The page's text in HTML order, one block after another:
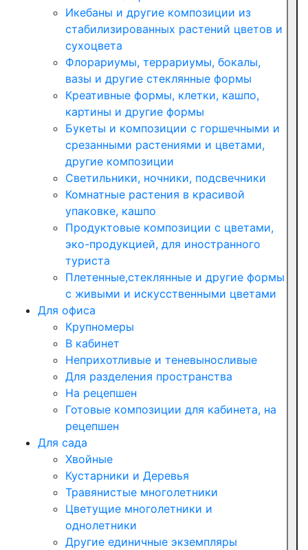
Икебаны и другие композиции из
стабилизированных растений цветов и
сухоцвета
Флорариумы, террариумы, бокалы,
вазы и другие стеклянные формы
Креативные формы, клетки, кашпо,
картины и другие формы
Букеты и композиции с горшечными и
срезанными растениями и цветами,
другие композиции
Светильники, ночники, подсвечники
Комнатные растения в красивой
упаковке, кашпо
Продуктовые композиции с цветами,
эко-продукцией, для иностранного
туриста
Плетенные,стеклянные и другие формы
с живыми и искусственными цветами
Для офиса
Крупномеры
В кабинет
Неприхотливые и теневыносливые
Для разделения пространства
На рецепшен
Готовые композиции для кабинета, на
рецепшен
Для сада
Хвойные
Кустарники и Деревья
Травянистые многолетники
Цветущие многолетники и
однолетники
Другие единичные экземпляры